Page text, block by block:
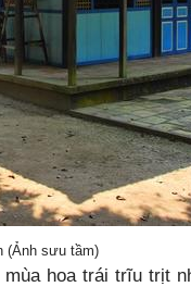
(Ảnh sưu tầm)
hoa trái trĩu trịt